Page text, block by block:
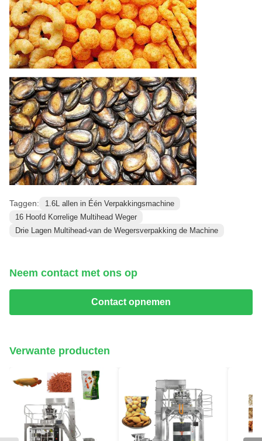
Taggen:
1.6L allen in Één Verpakkingsmachine
16 Hoofd Korrelige Multihead Weger
Drie Lagen Multihead-van de Wegersverpakking de Machine
Neem contact met ons op
Contact opnemen
Verwante producten